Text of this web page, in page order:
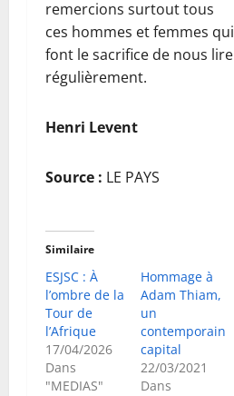
remercions surtout tous
ces hommes et femmes qui
font le sacrifice de nous lire
régulièrement.
Henri Levent
Source : LE PAYS
Similaire
ESJSC : À
l’ombre de la
Tour de
l’Afrique
17/04/2026
Dans
"MEDIAS"
Hommage à
Adam Thiam,
un
contemporain
capital
22/03/2021
Dans